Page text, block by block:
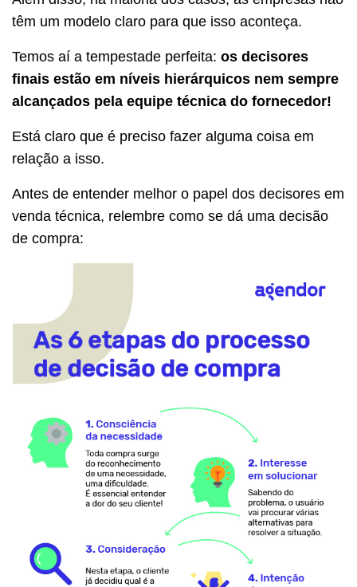
têm um modelo claro para que isso aconteça.
Temos aí a tempestade perfeita: os decisores
finais estão em níveis hierárquicos nem sempre
alcançados pela equipe técnica do fornecedor!
Está claro que é preciso fazer alguma coisa em
relação a isso.
Antes de entender melhor o papel dos decisores em
venda técnica, relembre como se dá uma decisão
de compra: